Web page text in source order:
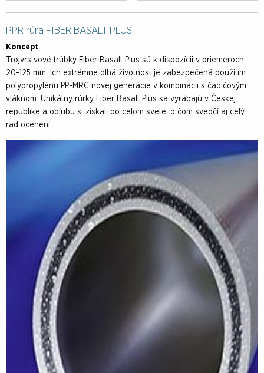
PPR rúra FIBER BASALT PLUS
Koncept
Trojvrstvové trúbky Fiber Basalt Plus sú k dispozícii v priemeroch
20-125 mm. Ich extrémne dlhá životnosť je zabezpečená použitím
polypropylénu PP-MRC novej generácie v kombinácii s čadičovým
vláknom. Unikátny rúrky Fiber Basalt Plus sa vyrábajú v Českej
republike a obľubu si získali po celom svete, o čom svedčí aj celý
rad ocenení.